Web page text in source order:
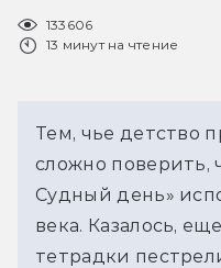
133606
13 минут на чтение
Тем, чье детство
сложно поверить,
Судный день»
века. Казалось,
тетрадки